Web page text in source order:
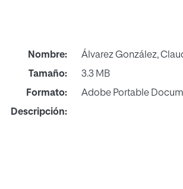
Nombre:
Álvarez González,
Tamaño:
3.3 MB
Formato:
Adobe Portable
Descripción: